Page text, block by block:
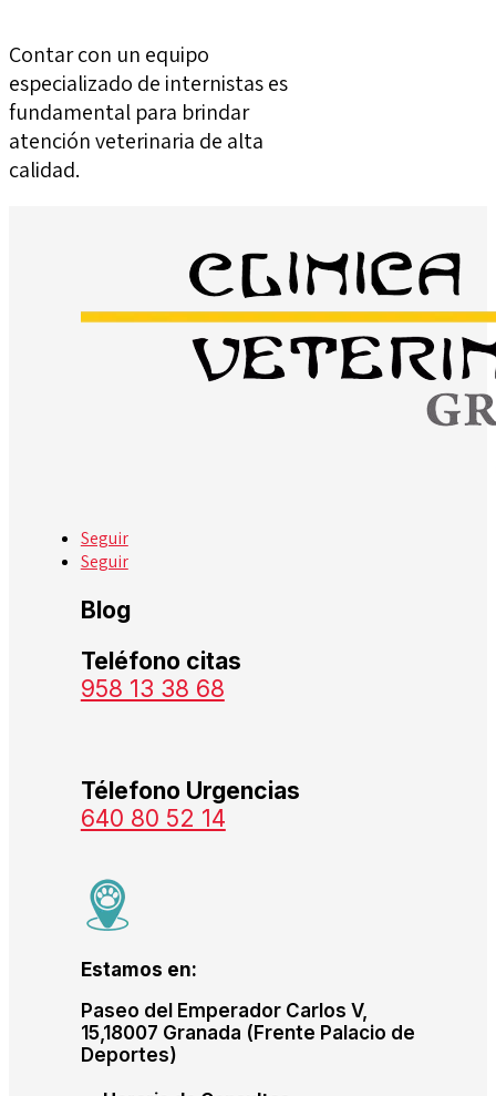
Contar con un equipo
especializado de internistas es
fundamental para brindar
atención veterinaria de alta
calidad.
Seguir
Seguir
Blog
Teléfono citas
958 13 38 68
Télefono Urgencias
640 80 52 14
Estamos en:
Paseo del Emperador Carlos V,
15,18007 Granada (Frente Palacio de
Deportes)